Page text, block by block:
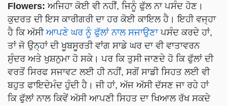
Flowers: ਅਜਿਹਾ ਕੋਈ ਵੀ ਨਹੀਂ, ਜਿਨੂੰ ਫੁੱਲ ਨਾ ਪਸੰਦ ਹੋਣ।
ਕੁਦਰਤ ਦੀ ਇਸ ਕਾਰੀਗਰੀ ਦਾ ਹਰ ਕੋਈ ਕਾਇਲ ਹੈ। ਇਹੀ ਵਜ੍ਹਾ
ਹੈ ਕਿ ਅੱਸੀ ਆਪਣੇ ਘਰ ਨੂੰ ਫੁੱਲਾਂ ਨਾਲ ਸਜਾਉਣਾਪਸੰਦ ਕਰਦੇ ਹਾਂ,
ਤਾਂ ਜੋ ਉਨ੍ਹਾਂ ਦੀ ਖੂਬਸੂਰਤੀ ਵਾਂਗ ਸਾਡੇ ਘਰ ਦਾ ਵੀ ਵਾਤਾਵਰਨ
ਸੁੰਦਰ ਅਤੇ ਖੁਸ਼ਨੁਮਾ ਹੋ ਸਕੇ। ਪਰ ਕਿ ਤੁਸੀ ਜਾਣਦੇ ਹੋ ਕਿ ਫੁੱਲਾਂ ਦੀ
ਵਰਤੋਂ ਸਿਰਫ ਸਜਾਵਟ ਲਈ ਹੀ ਨਹੀਂ, ਸਗੋਂ ਸਾਡੀ ਸਿਹਤ ਲਈ ਵੀ
ਬਹੁਤ ਫਾਇਦੇਮੰਦ ਹੁੰਦੀ ਹੈ। ਜੀ ਹਾਂ, ਅੱਜ ਅੱਸੀ ਦੱਸਣ ਜਾ ਰਹੇ ਹਾਂ
ਕਿ ਫੁੱਲਾਂ ਨਾਲ ਕਿਵੇਂ ਅੱਸੀ ਆਪਣੀ ਸਿਹਤ ਦਾ ਖਿਆਲ ਰੱਖ ਸਕਦੇ